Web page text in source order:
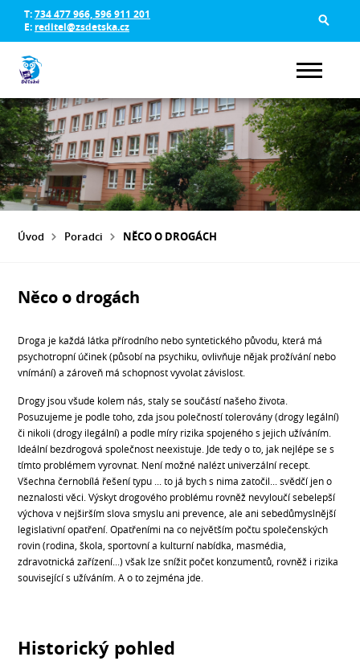
T:734 477 966, 596 911 201
E: reditel@zsdetska.cz
Úvod Poradci NĚCO O DROGÁCH
Něco o drogách
Droga je každá látka přírodního nebo syntetického původu, která má
psychotropní účinek (působí na psychiku, ovlivňuje nějak prožívání nebo
vnímání) a zároveň má schopnost vyvolat závislost.
Drogy jsou všude kolem nás, staly se součástí našeho života.
Posuzujeme je podle toho, zda jsou polečností tolerovány (drogy legální)
či nikoli (drogy ilegální) a podle míry rizika spojeného s jejich užíváním.
Ideální bezdrogová společnost neexistuje. Jde tedy o to, jak nejlépe se s
tímto problémem vyrovnat. Není možné nalézt univerzální recept.
Všechna černobílá řešení typu ... to já bych s nima zatočil... svědčí jen o
neznalosti věci. Výskyt drogového problému rovněž nevyloučí sebelepší
výchova v nejširším slova smyslu ani prevence, ale ani sebedůmyslnější
legislativní opatření. Opatřeními na co největším počtu společenských
rovin (rodina, škola, sportovní a kulturní nabídka, masmédia,
zdravotnická zařízení...) však lze snížit počet konzumentů, rovněž i rizika
související s užíváním. A o to zejména jde.
Historický pohled